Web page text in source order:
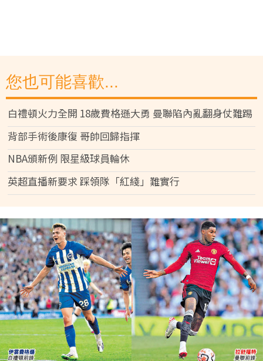
您也可能喜歡...
白禮頓火力全開 18歲費格遜大勇 曼聯陷內亂翻身仗難踢
背部手術後康復 哥帥回歸指揮
NBA頒新例 限星級球員輪休
英超直播新要求 踩領隊「紅綫」難實行